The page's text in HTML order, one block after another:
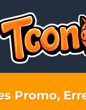
Promo,